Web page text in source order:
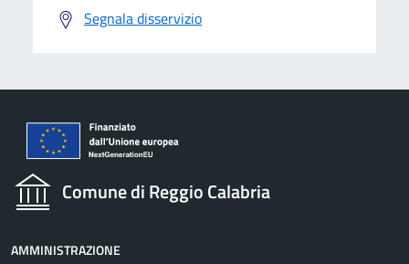
Segnala disservizio
Comune di Reggio Calabria
AMMINISTRAZIONE